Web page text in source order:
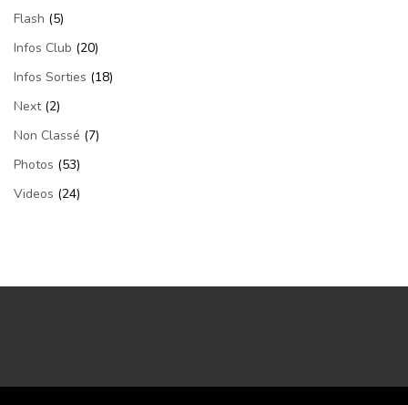
Flash (5)
Infos Club (20)
Infos Sorties (18)
Next(2)
Non Classé (7)
Photos (53)
Videos (24)